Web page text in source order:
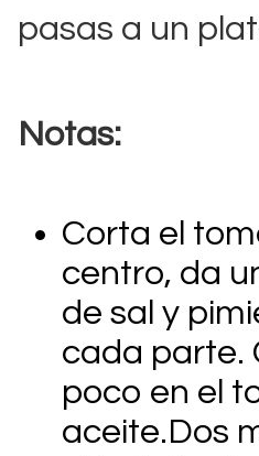
pasas a un
Notas:
Corta el
centro, da
de sal y
cada parte.
poco en el
aceite.Dos